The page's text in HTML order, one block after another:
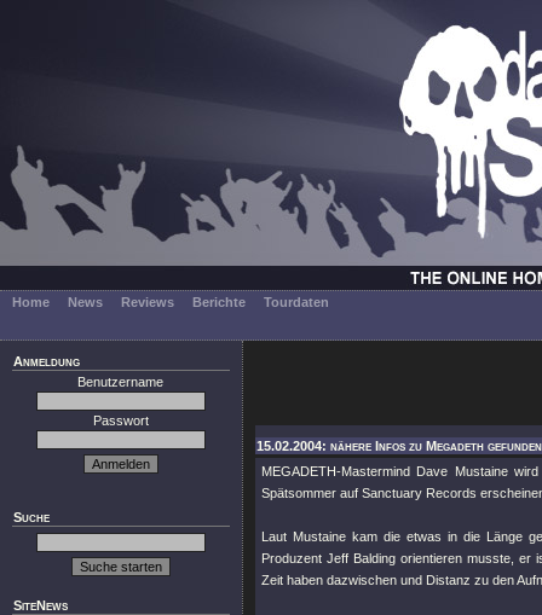
Home News Reviews Berichte Tourdaten
Anmeldung
Benutzername
Passwort
Suche
SiteNews
15.02.2004: nähere Infos zu Megadeth
MEGADETH-Mastermind Dave Mustaine
Spätsommer auf Sanctuary Records
Laut Mustaine kam die etwas in die Länge
Produzent Jeff Balding orientieren musste,
Zeit haben dazwischen und Distanz zu den